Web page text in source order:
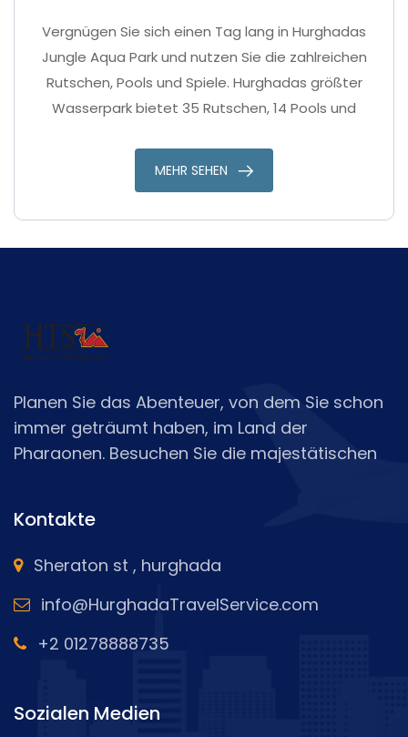
Vergnügen Sie sich einen Tag lang in Hurghadas
Jungle Aqua Park und nutzen Sie die zahlreichen
Rutschen, Pools und Spiele. Hurghadas größter
Wasserpark bietet 35 Rutschen, 14 Pools und
MEHR SEHEN
Planen Sie das Abenteuer, von dem Sie schon
immer geträumt haben, im Land der
Pharaonen. Besuchen Sie die majestätischen
Nils und unternehmen Sie eine Tagestour zu
berühmten Sehenswürdigkeiten in Luxor und
Kontakte
Sheraton st , hurghada
info@HurghadaTravelService.com
+2 01278888735
Sozialen Medien